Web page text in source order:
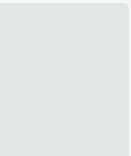
60 minutes Trial lessons are